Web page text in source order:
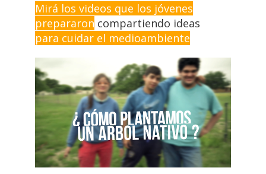
Mirá los videos que los jóvenes
prepararon compartiendo ideas
para cuidar el medioambiente